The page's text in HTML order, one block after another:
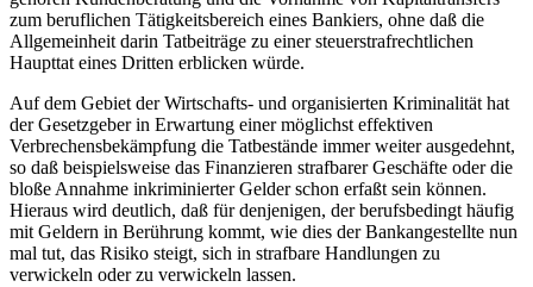
zum beruflichen Tätigkeitsbereich eines Bankiers, ohne daß die
Allgemeinheit darin Tatbeiträge zu einer steuerstrafrechtlichen
Haupttat eines Dritten erblicken würde.
Auf dem Gebiet der Wirtschafts- und organisierten Kriminalität hat
der Gesetzgeber in Erwartung einer möglichst effektiven
Verbrechensbekämpfung die Tatbestände immer weiter ausgedehnt,
so daß beispielsweise das Finanzieren strafbarer Geschäfte oder die
bloße Annahme inkriminierter Gelder schon erfaßt sein können.
Hieraus wird deutlich, daß für denjenigen, der berufsbedingt häufig
mit Geldern in Berührung kommt, wie dies der Bankangestellte nun
mal tut, das Risiko steigt, sich in strafbare Handlungen zu
verwickeln oder zu verwickeln lassen.